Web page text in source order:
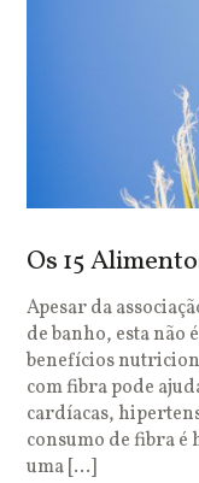
Os 15
Apesar da
de banho, esta não
benefícios
com fibra pode
cardíacas,
consumo de fibra é
uma […]